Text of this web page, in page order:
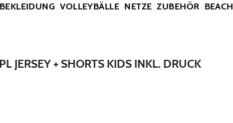
BEKLEIDUNG VOLLEYBÄLLE NETZE ZUBEHÖR BEACH
JERSEY + SHORTS KIDS INKL. DRUCK